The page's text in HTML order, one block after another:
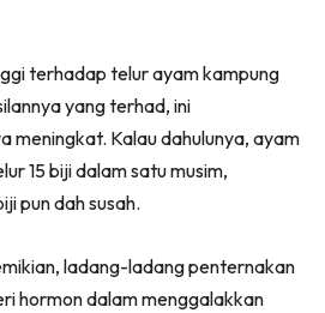
terhadap telur ayam kampung
yang terhad, ini
meningkat. Kalau dahulunya, ayam
15 biji dalam satu musim,
pun dah susah.
ladang-ladang penternakan
hormon dalam menggalakkan